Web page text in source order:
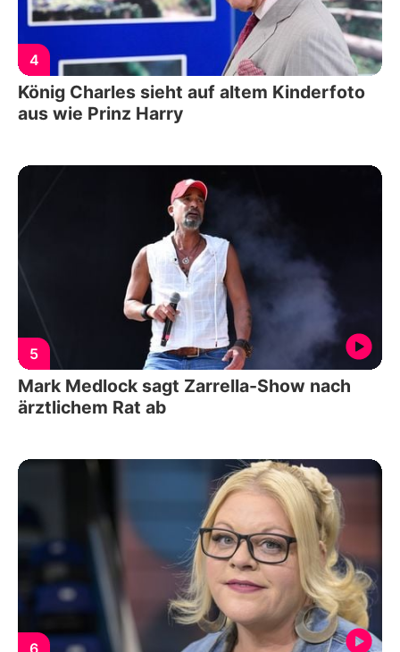
4
König Charles sieht auf altem Kinderfoto
aus wie Prinz Harry
5
Mark Medlock sagt Zarrella-Show nach
ärztlichem Rat ab
6